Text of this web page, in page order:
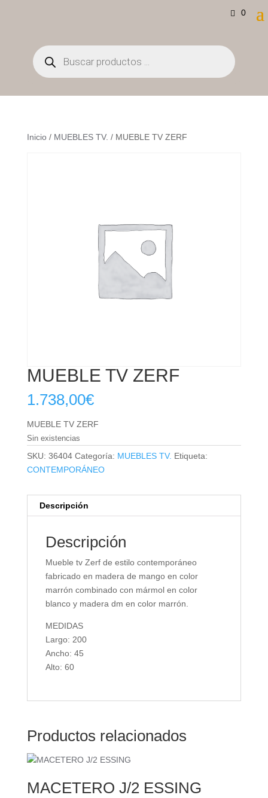
0
Búsqueda
de
productos
Inicio/ MUEBLES TV. / MUEBLE TV ZERF
MUEBLE TV ZERF
1.738,00€
MUEBLE TV ZERF
Sin existencias
SKU: 36404 Categoría: MUEBLES TV. Etiqueta:
CONTEMPORÁNEO
Descripción
Descripción
Mueble tv Zerf de estilo contemporáneo
fabricado en madera de mango en color
marrón combinado con mármol en color
blanco y madera dm en color marrón.
MEDIDAS
Largo: 200
Ancho: 45
Alto: 60
Productos relacionados
MACETERO J/2 ESSING